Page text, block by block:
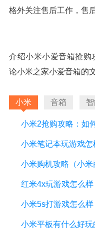
格外关注售后工作，售
介绍小米小爱音箱抢购
论小米之家小爱音箱的
小米 音箱